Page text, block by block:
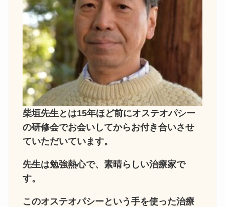
柴垣先生とは15年ほど前にオステオパシー
の研修会でお会いしてからお付き合いさせ
ていただいています。
先生は勉強熱心で、素晴らしい治療家で
す。
このオステオパシーという手を使った治療